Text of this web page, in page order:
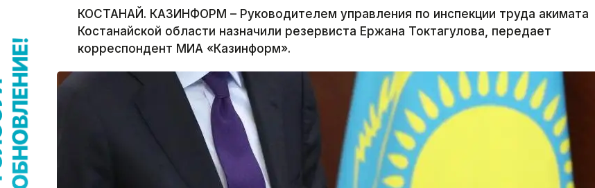
КОСТАНАЙ. КАЗИНФОРМ – Руководителем управления по инспекции труда акимата
Костанайской области назначили резервиста Ержана Токтагулова, передает
корреспондент МИА «Казинформ».